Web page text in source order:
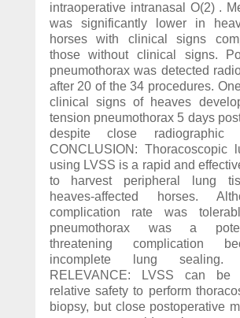
intraoperative intranasal O(2) .
was significantly lower in
horses with clinical signs
those without clinical signs.
pneumothorax was detected
after 20 of the 34 procedures.
clinical signs of heaves
tension pneumothorax 5 days
despite close radiographic
CONCLUSION: Thoracoscopic
using LVSS is a rapid and
to harvest peripheral lung
heaves-affected horses.
complication rate was
pneumothorax was a
threatening complication
incomplete lung sealing.
RELEVANCE: LVSS can be
relative safety to perform
biopsy, but close postoperative